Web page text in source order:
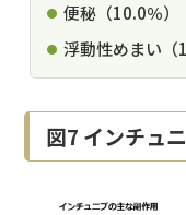
便秘（10.0％）
浮動性めまい（
図7 インチュ